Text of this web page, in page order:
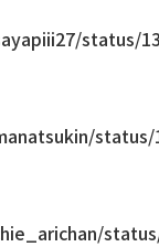
status/
status/
status/